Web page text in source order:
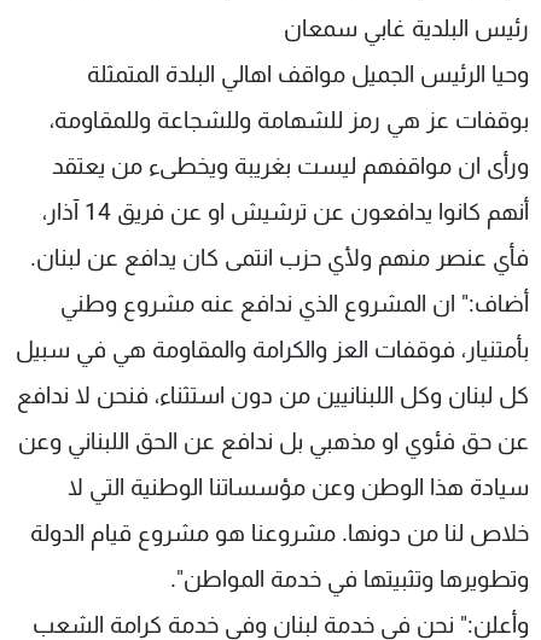
رئيس البلدية غابي سمعان
وحيا الرئيس الجميل مواقف اهالي البلدة المتمثلة
بوقفات عز هي رمز للشهامة وللشجاعة وللمقاومة،
ورأى ان مواقفهم ليست بغريبة ويخطىء من يعتقد
أنهم كانوا يدافعون عن ترشيش او عن فريق 14 آذار،
فأي عنصر منهم ولأي حزب انتمى كان يدافع عن لبنان.
أضاف:" ان المشروع الذي ندافع عنه مشروع وطني
بأمتنيار، فوقفات العز والكرامة والمقاومة هي في سبيل
كل لبنان وكل اللبنانيين من دون استثناء، فنحن لا ندافع
عن حق فئوي او مذهبي بل ندافع عن الحق اللبناني وعن
سيادة هذا الوطن وعن مؤسساتنا الوطنية التي لا
خلاص لنا من دونها. مشروعنا هو مشروع قيام الدولة
وتطويرها وتثبيتها في خدمة المواطن".
وأعلن:" نحن في خدمة لبنان وفي خدمة كرامة الشعب